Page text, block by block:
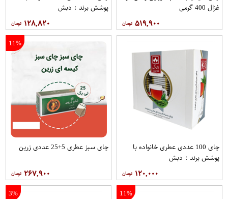
غزال 400 گرمی
۵۱۹,۹۰۰
پوشش برند : دبش
۱۲۸,۸۲۰
چای 100 عددی عطری خانواده با
پوشش برند : دبش
۱۲۰,۰۰۰
11%
چای سبز عطری 5+25 عددی زرین
۲۶۷,۹۰۰
11%
3%